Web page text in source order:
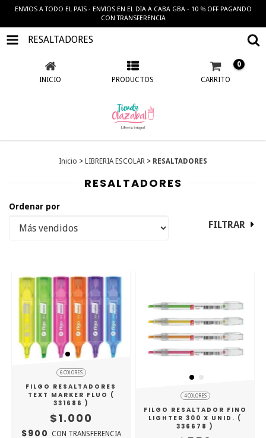
ENVIOS A TODO EL PAIS - ENVIOS EN EL DIA A CABA GBA - 10 % OFF PAGANDO
CON TRANSFERENCIA
RESALTADORES
INICIO PRODUCTOS CARRITO
0
Inicio > LIBRERIA ESCOLAR > RESALTADORES
RESALTADORES
Ordenar por
FILTRAR
6 COLORES
FILGO RESALTADORES
TEXT MARKER FLUO (
331686 )
$1.000
$900 CON TRANSFERENCIA
4 COLORES
FILGO RESALTADOR FINO
LIGHTER 300 X UNID. (
336678 )